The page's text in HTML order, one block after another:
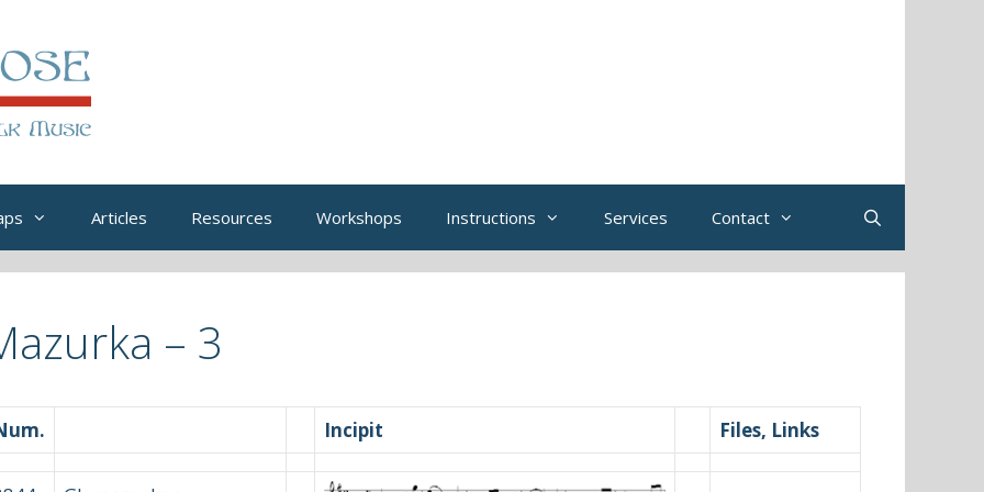
Articles Resources Workshops Instructions Services Contact
– 3
Incipit Files, Links